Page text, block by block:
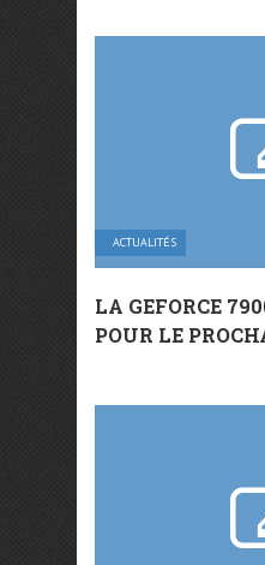
ACTUALITÉS
LA GEFORCE
POUR LE